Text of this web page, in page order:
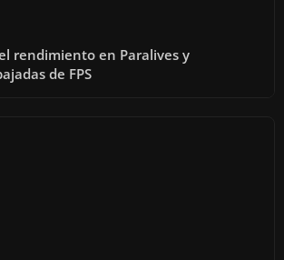
rendimiento en Paralives y
de FPS